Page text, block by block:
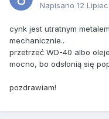
Napisano 12
cynk jest utratnym
mechanicznie..
przetrzeć WD-40 albo
mocno, bo odsłonią się
pozdrawiam!